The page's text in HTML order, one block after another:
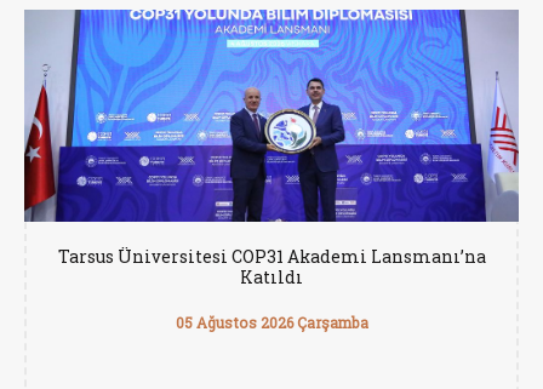
Tarsus Üniversitesi COP31 Akademi Lansmanı’na
Katıldı
05 Ağustos 2026 Çarşamba